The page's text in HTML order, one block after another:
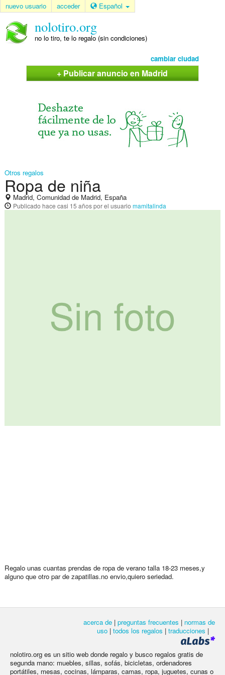
nuevo usuario acceder Español
nolotiro.org
no lo tiro, te lo regalo (sin condiciones)
cambiar ciudad
+ Publicar anuncio en Madrid
Otros regalos
Ropa de niña
Madrid, Comunidad de Madrid, España
Publicado hace casi 15 añospor el usuario mamitalinda
Regalo unas cuantas prendas de ropa de verano talla 18-23 meses,y
alguno que otro par de zapatillas.no envio,quiero seriedad.
acerca de | preguntas frecuentes | normas de
uso | todos los regalos | traducciones |
nolotiro.org es un sitio web donde regalo y busco regalos gratis de
segunda mano: muebles, sillas, sofás, bicicletas, ordenadores
portátiles, mesas, cocinas, lámparas, camas, ropa, juguetes, cunas o